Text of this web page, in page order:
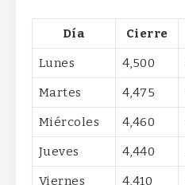
Día Cierre
Lunes 4,500
Martes 4,475
Miércoles 4,460
Jueves 4,440
Viernes 4,410